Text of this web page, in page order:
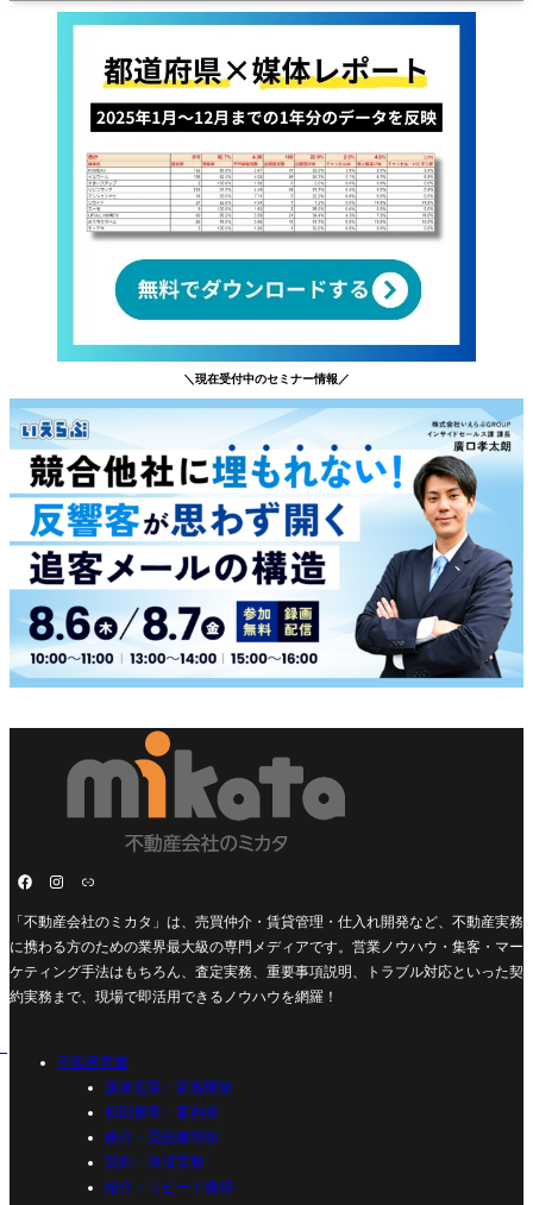
＼現在受付中のセミナー情報／
「不動産会社のミカタ」は、売買仲介・賃貸管理・仕入れ開発など、不動産実務
に携わる方のための業界最大級の専門メディアです。営業ノウハウ・集客・マー
ケティング手法はもちろん、査定実務、重要事項説明、トラブル対応といった契
約実務まで、現場で即活用できるノウハウを網羅！
不動産営業
源泉営業・新規開拓
初回接客・案内術
媒介・受託獲得術
契約・決済実務
紹介・リピート獲得